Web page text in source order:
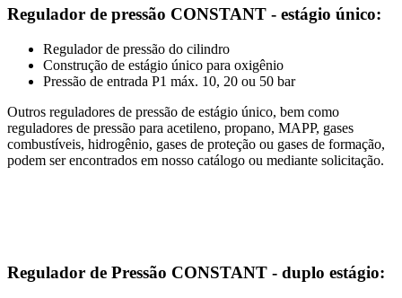
Regulador de pressão CONSTANT - estágio único:
Regulador de pressão do cilindro
Construção de estágio único para oxigênio
Pressão de entrada P1 máx. 10, 20 ou 50 bar
Outros reguladores de pressão de estágio único, bem como
reguladores de pressão para acetileno, propano, MAPP, gases
combustíveis, hidrogênio, gases de proteção ou gases de formação,
podem ser encontrados em nosso catálogo ou mediante solicitação.
Regulador de Pressão CONSTANT - duplo estágio: